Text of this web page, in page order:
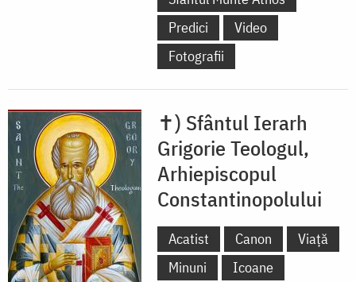
Predici
Video
Fotografii
✝) Sfântul Ierarh
Grigorie Teologul,
Arhiepiscopul
Constantinopolului
Acatist Canon
Viață
Minuni
Icoane